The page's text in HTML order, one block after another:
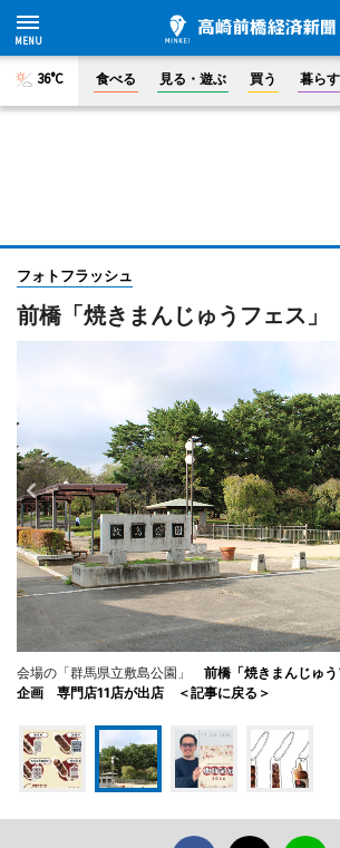
36°C 食べる 見る・遊ぶ 買う 暮ら
フォトフラッシュ
前橋「焼きまんじゅうフェス」
会場の「群馬県立敷島公園」 前橋「焼きまんじゅ
企画 専門店11店が出店 ＜記事に戻る＞